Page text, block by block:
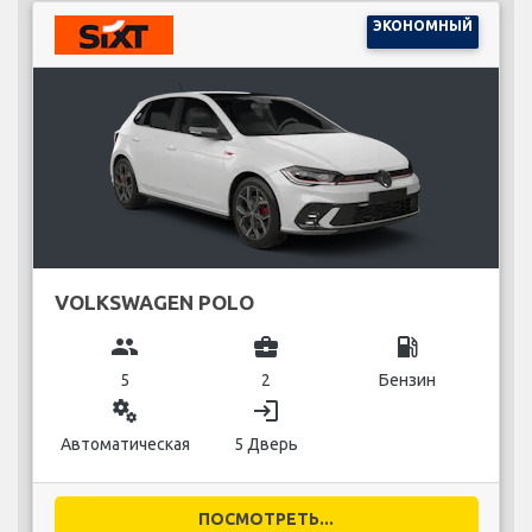
ЭКОНОМНЫЙ
VOLKSWAGEN POLO
group
5
business_center
2
local_gas_station
Бензин
miscellaneous_services
Автоматическая
login
5 Дверь
ПОСМОТРЕТЬ...